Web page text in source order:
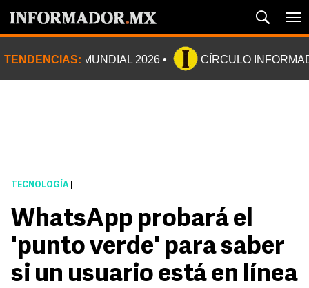
TENDENCIAS: MUNDIAL 2026 CÍRCULO
TECNOLOGÍA
WhatsApp probará el
'punto verde' para saber
si un usuario está en línea